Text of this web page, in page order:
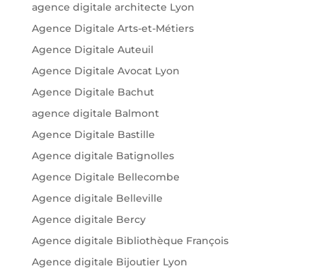
agence digitale architecte Lyon
Agence Digitale Arts-et-Métiers
Agence Digitale Auteuil
Agence Digitale Avocat Lyon
Agence Digitale Bachut
agence digitale Balmont
Agence Digitale Bastille
Agence digitale Batignolles
Agence Digitale Bellecombe
Agence digitale Belleville
Agence digitale Bercy
Agence digitale Bibliothèque François
Agence digitale Bijoutier Lyon